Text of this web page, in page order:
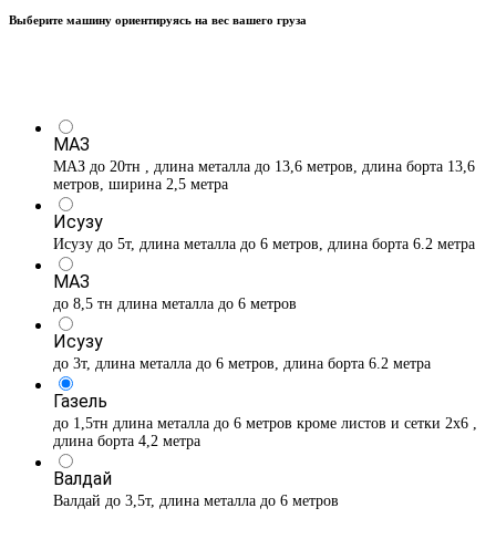
Выберите машину ориентируясь на вес вашего груза
МАЗ
МАЗ до 20тн , длина металла до 13,6 метров, длина борта 13,6
метров, ширина 2,5 метра
Исузу
Исузу до 5т, длина металла до 6 метров, длина борта 6.2 метра
МАЗ
до 8,5 тн длина металла до 6 метров
Исузу
до 3т, длина металла до 6 метров, длина борта 6.2 метра
Газель
до 1,5тн длина металла до 6 метров кроме листов и сетки 2х6 ,
длина борта 4,2 метра
Валдай
Валдай до 3,5т, длина металла до 6 метров